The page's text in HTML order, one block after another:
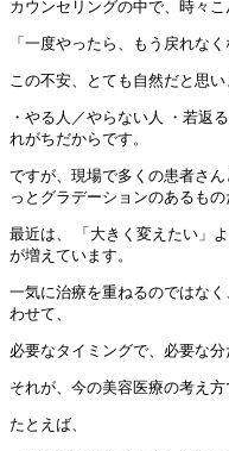
カウンセリングの中で、時々こ
「一度やったら、もう戻れな
この不安、とても自然だと思い
・やる人／やらない人 ・若返
れがちだからです。
ですが、現場で多くの患者さ
っとグラデーションのあるもの
最近は、 「大きく変えたい」
が増えています。
一気に治療を重ねるのではな
わせて、
必要なタイミングで、必要な分
それが、今の美容医療の考え方
たとえば、